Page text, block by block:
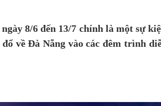
8/6 đến 13/7 chính là một sự
về Đà Nẵng vào các đêm trình